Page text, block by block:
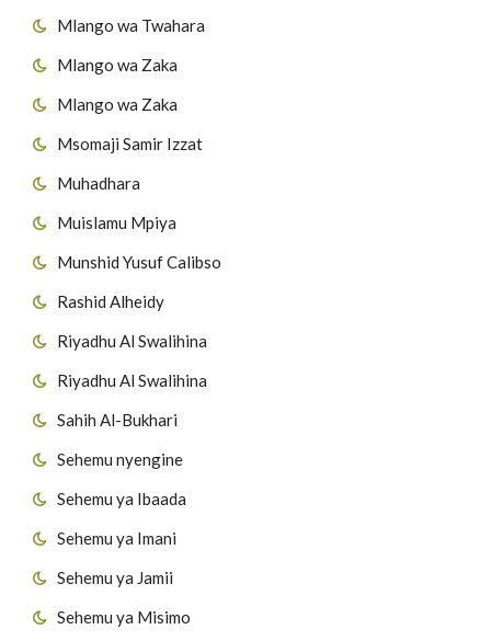
Mlango wa Twahara
Mlango wa Zaka
Mlango wa Zaka
Msomaji Samir Izzat
Muhadhara
Muislamu Mpiya
Munshid Yusuf Calibso
Rashid Alheidy
Riyadhu Al Swalihina
Riyadhu Al Swalihina
Sahih Al-Bukhari
Sehemu nyengine
Sehemu ya Ibaada
Sehemu ya Imani
Sehemu ya Jamii
Sehemu ya Misimo